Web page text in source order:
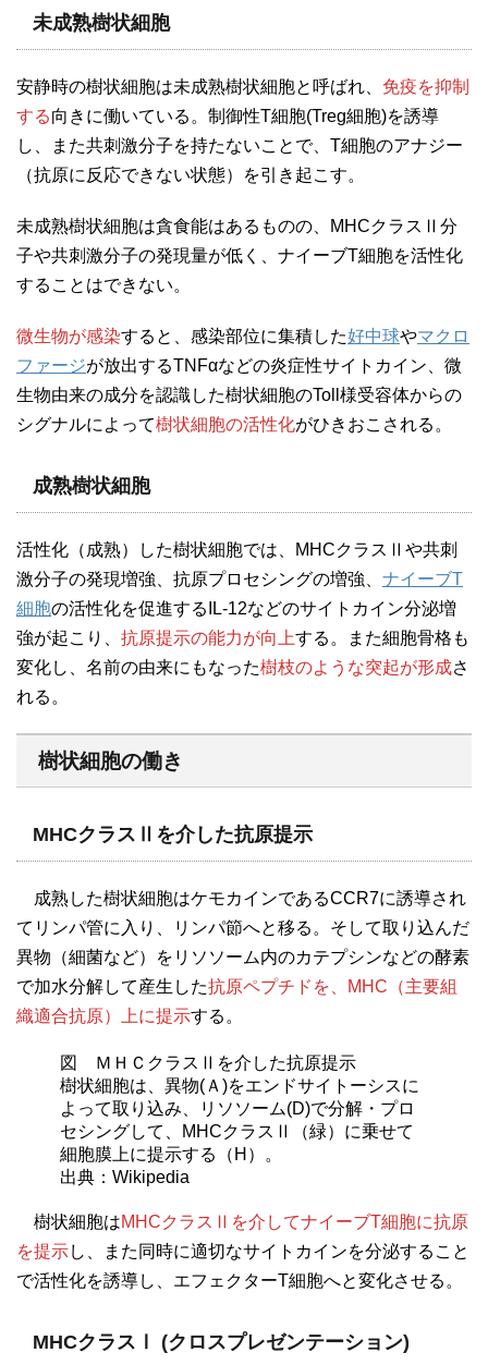
未成熟樹状細胞
安静時の樹状細胞は未成熟樹状細胞と呼ばれ、 免疫を抑制
する向きに働いている。制御性T細胞(Treg細胞)を誘導
し、また共刺激分子を持たないことで、T細胞のアナジー
（抗原に反応できない状態）を引き起こす。
未成熟樹状細胞は貪食能はあるものの、MHCクラスⅡ分
子や共刺激分子の発現量が低く、ナイーブT細胞を活性化
することはできない。
微生物が感染すると、感染部位に集積した好中球やマクロ
ファージが放出するTNFαなどの炎症性サイトカイン、微
生物由来の成分を認識した樹状細胞のToll様受容体からの
シグナルによって樹状細胞の活性化がひきおこされる。
成熟樹状細胞
活性化（成熟）した樹状細胞では、MHCクラスⅡや共刺
激分子の発現増強、抗原プロセシングの増強、 ナイーブT
細胞の活性化を促進するIL-12などのサイトカイン分泌増
強が起こり、 抗原提示の能力が向上する。また細胞骨格も
変化し、名前の由来にもなった樹枝のような突起が形成さ
れる。
樹状細胞の働き
MHCクラスⅡを介した抗原提示
成熟した樹状細胞はケモカインであるCCR7に誘導され
てリンパ管に入り、リンパ節へと移る。そして取り込んだ
異物（細菌など）をリソソーム内のカテプシンなどの酵素
で加水分解して産生した抗原ペプチドを、MHC（主要組
織適合抗原）上に提示する。
図 ＭＨＣクラスⅡを介した抗原提示
樹状細胞は、異物(Ａ)をエンドサイトーシスに
よって取り込み、リソソーム(D)で分解・プロ
セシングして、MHCクラスⅡ（緑）に乗せて
細胞膜上に提示する（H）。
出典：Wikipedia
樹状細胞はMHCクラスⅡを介してナイーブT細胞に抗原
を提示し、また同時に適切なサイトカインを分泌すること
で活性化を誘導し、エフェクターT細胞へと変化させる。
MHCクラスⅠ (クロスプレゼンテーション)